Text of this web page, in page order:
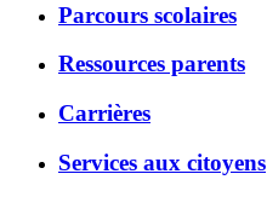
Parcours scolaires
Ressources parents
Carrières
Services aux citoyens